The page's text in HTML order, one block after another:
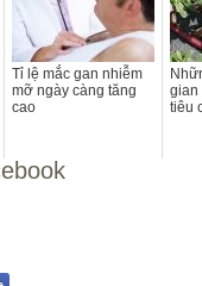
Tỉ lệ mắc gan nhiễm
mỡ ngày càng tăng
cao
gian
tiêu